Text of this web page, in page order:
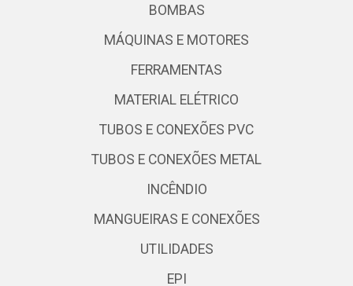
BOMBAS
MÁQUINAS E MOTORES
FERRAMENTAS
MATERIAL ELÉTRICO
TUBOS E CONEXÕES PVC
TUBOS E CONEXÕES METAL
INCÊNDIO
MANGUEIRAS E CONEXÕES
UTILIDADES
EPI